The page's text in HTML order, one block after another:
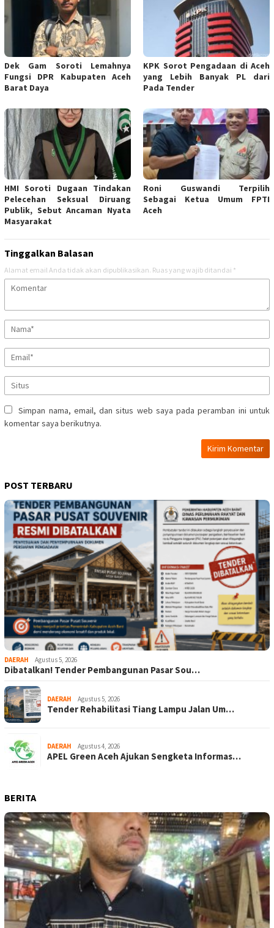
Dek Gam Soroti Lemahnya
Fungsi DPR Kabupaten Aceh
Barat Daya
KPK Sorot Pengadaan di Aceh
yang Lebih Banyak PL dari
Pada Tender
HMI Soroti Dugaan Tindakan
Pelecehan Seksual Diruang
Publik, Sebut Ancaman Nyata
Masyarakat
Roni Guswandi Terpilih
Sebagai Ketua Umum FPTI
Aceh
Tinggalkan Balasan
Alamat email Anda tidak akan dipublikasikan. Ruas yang wajib ditandai *
Simpan nama, email, dan situs web saya pada peramban ini untuk
komentar saya berikutnya.
POST TERBARU
DAERAH Agustus 5, 2026
Dibatalkan! Tender Pembangunan Pasar Sou…
DAERAH Agustus 5, 2026
Tender Rehabilitasi Tiang Lampu Jalan Um…
DAERAH Agustus 4, 2026
APEL Green Aceh Ajukan Sengketa Informas…
BERITA